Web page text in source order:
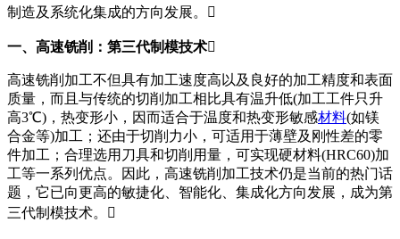
制造及系统化集成的方向发展。
一、高速铣削：第三代制模技术
高速铣削加工不但具有加工速度高以及良好的加工精度和表面
质量，而且与传统的切削加工相比具有温升低(加工工件只升
高3℃)，热变形小，因而适合于温度和热变形敏感材料(如镁
合金等)加工；还由于切削力小，可适用于薄壁及刚性差的零
件加工；合理选用刀具和切削用量，可实现硬材料(HRC60)加
工等一系列优点。因此，高速铣削加工技术仍是当前的热门话
题，它已向更高的敏捷化、智能化、集成化方向发展，成为第
三代制模技术。